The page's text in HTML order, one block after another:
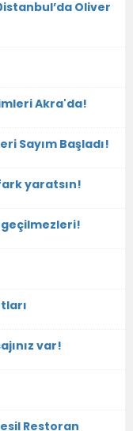
Oliver
Akra'da!
Sayım Başladı!
yaratsın!
var!
Restoran